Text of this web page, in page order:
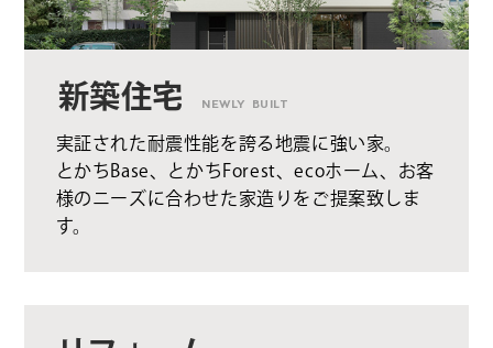
新築住宅 NEWLY BUILT
実証された耐震性能を誇る地震に強い家。
とかちBase、とかちForest、ecoホーム、お客
様のニーズに合わせた家造りをご提案致しま
す。